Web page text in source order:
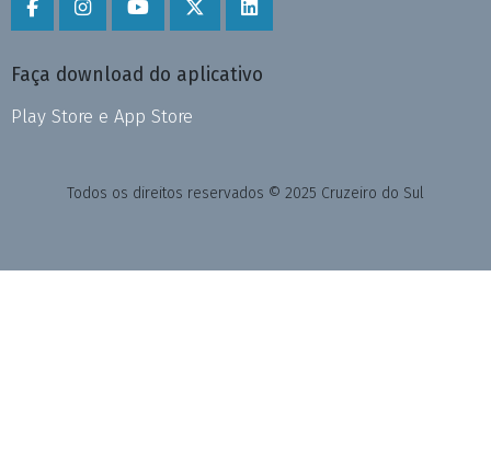
Faça download do aplicativo
Play Store e App Store
Todos os direitos reservados © 2025 Cruzeiro do Sul